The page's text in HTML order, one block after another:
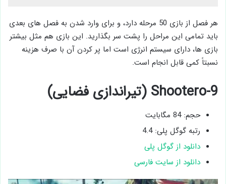
هر فصل از بازی 50 مرحله دارد، و برای وارد شدن به فصل های بعدی
باید تمامی این مراحل را پشت سر بگذارید. این بازی هم مثل بیشتر
بازی ها، دارای سیستم انرژی است اما پر کردن آن با صرف هزینه
نسبتاً کمی قابل انجام است.
9-Shootero (تیراندازی فضایی)
حجم: 84 مگابایت
رتبه گوگل پلی: 4.4
دانلود از گوگل پلی
دانلود از سایت فارسی